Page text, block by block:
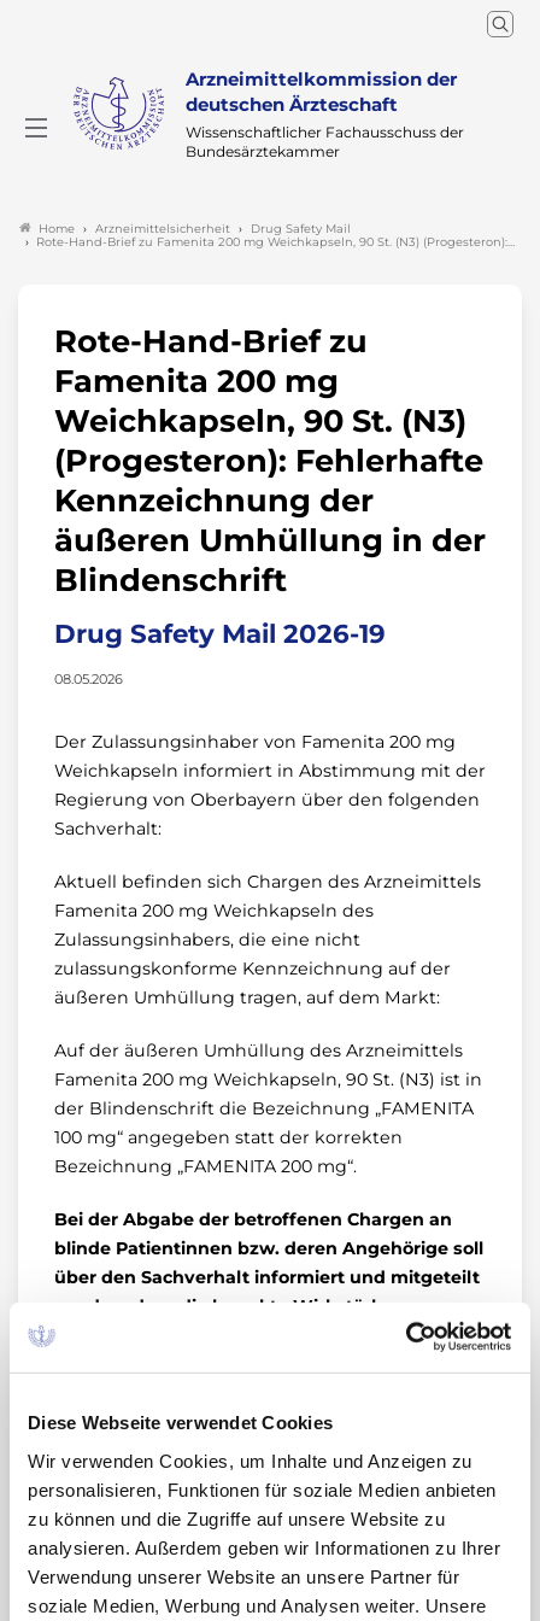
Diese Webseite verwendet Cookies
Wir verwenden Cookies, um Inhalte und Anzeigen zu
personalisieren, Funktionen für soziale Medien anbieten
zu können und die Zugriffe auf unsere Website zu
analysieren. Außerdem geben wir Informationen zu Ihrer
Verwendung unserer Website an unsere Partner für
soziale Medien, Werbung und Analysen weiter. Unsere
Arzneimittelkommission der
deutschen Ärzteschaft
Wissenschaftlicher Fachausschuss der
Bundesärztekammer
Home Arzneimittelsicherheit
Drug Safety Mail
Rote-Hand-Brief zu Famenita 200 mg Weichkapseln, 90 St. (N3) (Progesteron):…
Rote-Hand-Brief zu
Famenita 200 mg
Weichkapseln, 90 St. (N3)
(Progesteron): Fehlerhafte
Kennzeichnung der
äußeren Umhüllung in der
Blindenschrift
Drug Safety Mail 2026-19
08.05.2026
Der Zulassungsinhaber von Famenita 200 mg
Weichkapseln informiert in Abstimmung mit der
Regierung von Oberbayern über den folgenden
Sachverhalt:
Aktuell befinden sich Chargen des Arzneimittels
Famenita 200 mg Weichkapseln des
Zulassungsinhabers, die eine nicht
zulassungskonforme Kennzeichnung auf der
äußeren Umhüllung tragen, auf dem Markt:
Auf der äußeren Umhüllung des Arzneimittels
Famenita 200 mg Weichkapseln, 90 St. (N3) ist in
der Blindenschrift die Bezeichnung „FAMENITA
100 mg“ angegeben statt der korrekten
Bezeichnung „FAMENITA 200 mg“.
Bei der Abgabe der betroffenen Chargen an
blinde Patientinnen bzw. deren Angehörige soll
über den Sachverhalt informiert und mitgeteilt
werden, dass die korrekte Wirkstärke
ausgehändigt wird.
bei Erwachsenen angewendet bei
Insuffizienz verursacht werden, insbesondere
bei Unregelmäßigkeiten im
Menstruationszyklus, und als Zusatztherapie im
Rahmen einer Östrogensubstitution in der
Menopause bei Frauen mit intaktem Uterus.